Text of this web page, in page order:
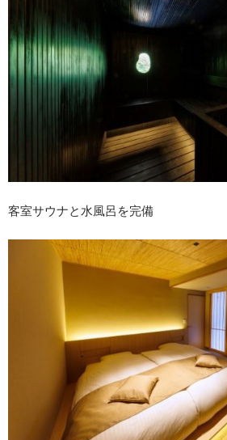
客室サウナと水風呂を完備